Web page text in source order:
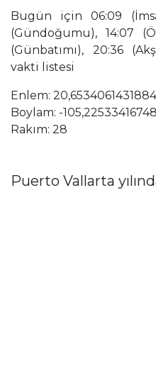
Bugün için 06:09
(Gündoğumu), 14:07
(Günbatımı), 20:36
vakti listesi
Enlem:
Boylam: -
Rakım: 28
Puerto Vallarta